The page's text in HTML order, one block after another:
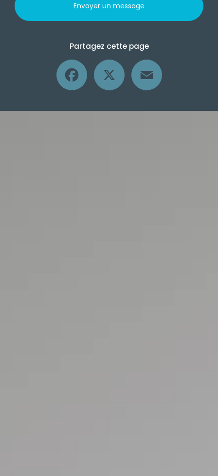
Envoyer un message
Partagez cette page
Facebook